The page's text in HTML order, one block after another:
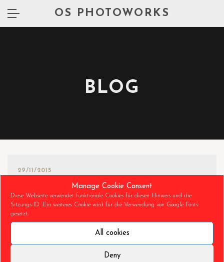
Manage Cookie Consent
Diese Webseite verwendet funktionale Cookies für diesen Hinweis und die
Sitzungs-ID. Ein weiteres Cookie wird für die Verwendung von Google Fonts
gesetzt.
All cookies
Deny
OS PHOTOWORKS
BLOG
29/11/2015
GRAUGANS STARTET DURCH IM HOFGARTEN
DÜSSELDORF
Graugans startet durch im Hofgarten Düsseldorf